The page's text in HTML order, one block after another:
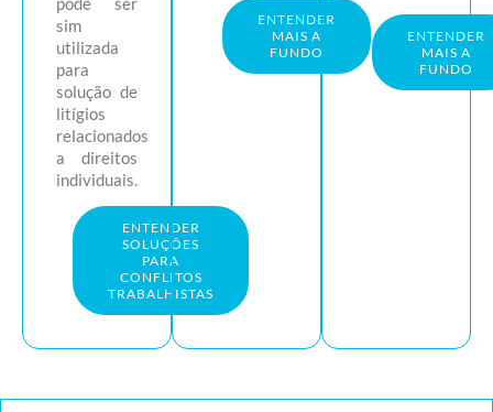
sim
utilizada
para
solução de
litígios
relacionados
a direitos
individuais.
ENTENDER
SOLUÇÕES
PARA
CONFLITOS
TRABALHISTAS
ENTENDER
MAIS A
FUNDO
ENTENDER
MAIS A
FUNDO